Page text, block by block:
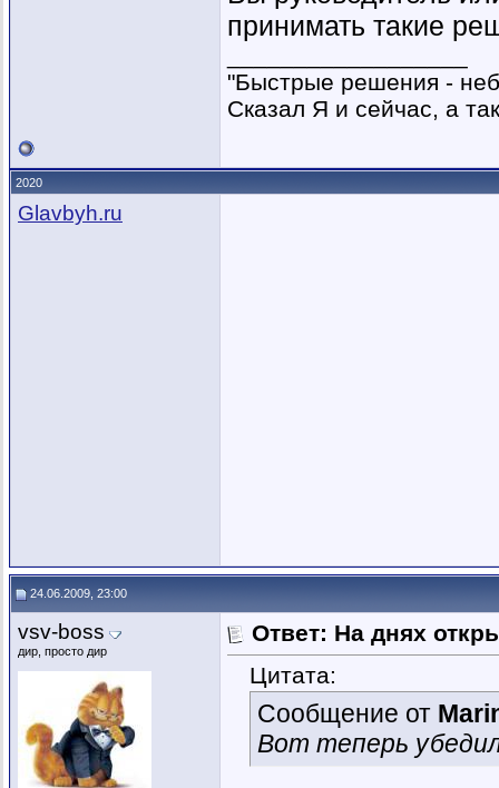
принимать такие
"Быстрые решения -
Сказал Я и сейчас, а
2020
Glavbyh.ru
24.06.2009, 23:00
vsv-boss
дир, просто дир
Ответ: На днях
Цитата:
Сообщение от
Вот теперь